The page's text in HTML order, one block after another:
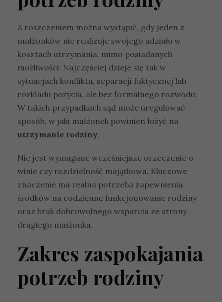
Z roszczeniem można wystąpić, gdy jeden z
małżonków nie realizuje swojego udziału w
kosztach utrzymania, mimo posiadanych
możliwości. Najczęściej dzieje się tak w
sytuacjach konfliktu, separacji faktycznej lub
rozkładu pożycia, ale bez formalnego rozwodu.
W takich przypadkach sąd może uregulować
sposób, w jaki małżonek powinien łożyć na
utrzymanie rodziny.
Nie jest wymagane wcześniejsze orzeczenie o
winie czy rozdzielność majątkowa. Kluczowe
znaczenie ma realna potrzeba zapewnienia
środków na codzienne funkcjonowanie rodziny
oraz brak dobrowolnego wsparcia ze strony
drugiego małżonka.
Zakres zaspokajania
potrzeb rodziny